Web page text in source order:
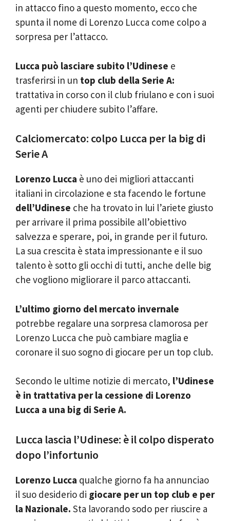
in attacco fino a questo momento, ecco che
spunta il nome di Lorenzo Lucca come colpo a
sorpresa per l’attacco.
Lucca può lasciare subito l’Udinese e
trasferirsi in un top club della Serie A:
trattativa in corso con il club friulano e con i suoi
agenti per chiudere subito l’affare.
Calciomercato: colpo Lucca per la big di
Serie A
Lorenzo Lucca è uno dei migliori attaccanti
italiani in circolazione e sta facendo le fortune
dell’Udinese che ha trovato in lui l’ariete giusto
per arrivare il prima possibile all’obiettivo
salvezza e sperare, poi, in grande per il futuro.
La sua crescita è stata impressionante e il suo
talento è sotto gli occhi di tutti, anche delle big
che vogliono migliorare il parco attaccanti.
L’ultimo giorno del mercato invernale
potrebbe regalare una sorpresa clamorosa per
Lorenzo Lucca che può cambiare maglia e
coronare il suo sogno di giocare per un top club.
Secondo le ultime notizie di mercato, l’Udinese
è in trattativa per la cessione di Lorenzo
Lucca a una big di Serie A.
Lucca lascia l’Udinese: è il colpo disperato
dopo l’infortunio
Lorenzo Lucca qualche giorno fa ha annunciao
il suo desiderio di giocare per un top club e per
la Nazionale. Sta lavorando sodo per riuscire a